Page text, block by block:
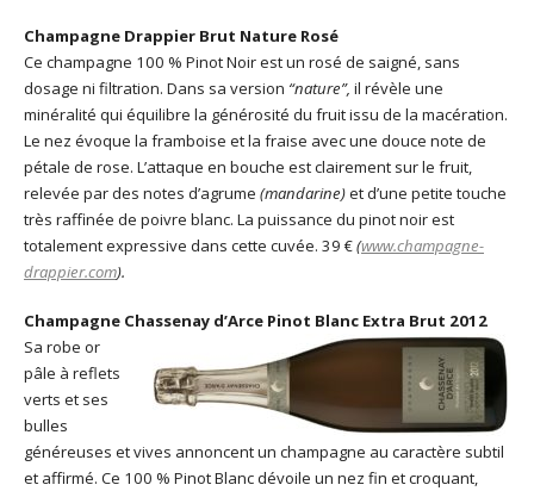
Champagne Drappier Brut Nature Rosé
Ce champagne 100 % Pinot Noir est un rosé de saigné, sans
dosage ni filtration. Dans sa version “nature”, il révèle une
minéralité qui équilibre la générosité du fruit issu de la macération.
Le nez évoque la framboise et la fraise avec une douce note de
pétale de rose. L’attaque en bouche est clairement sur le fruit,
relevée par des notes d’agrume (mandarine)et d’une petite touche
très raffinée de poivre blanc. La puissance du pinot noir est
totalement expressive dans cette cuvée. 39 €(www.champagne-
drappier.com).
Champagne Chassenay d’Arce Pinot Blanc Extra Brut 2012
Sa robe or
pâle à reflets
verts et ses
bulles
généreuses et vives annoncent un champagne au caractère subtil
et affirmé. Ce 100 % Pinot Blanc dévoile un nez fin et croquant,